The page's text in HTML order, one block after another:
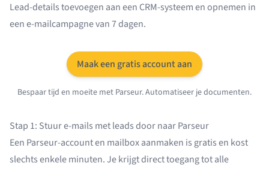
Lead-details toevoegen aan een CRM-systeem en opnemen in
een e-mailcampagne van 7 dagen.
Maak een gratis account aan
Bespaar tijd en moeite met Parseur. Automatiseer je documenten.
Stap 1: Stuur e-mails met leads door naar Parseur
Een Parseur-account en mailbox aanmaken is gratis en kost
slechts enkele minuten. Je krijgt direct toegang tot alle